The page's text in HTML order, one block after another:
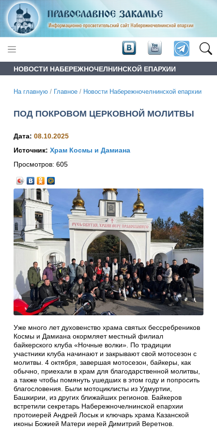
НОВОСТИ НАБЕРЕЖНОЧЕЛНИНСКОЙ ЕПАРХИИ
На главную / Главное / Новости Набережночелнинской епархии
ПОД ПОКРОВОМ ЦЕРКОВНОЙ МОЛИТВЫ
Дата: 08.10.2025
Источник: Храм Космы и Дамиана
Просмотров: 605
Уже много лет духовенство храма святых бессребреников
Космы и Дамиана окормляет местный филиал
байкерского клуба «Ночные волки». По традиции
участники клуба начинают и закрывают свой мотосезон с
молитвы. 4 октября, завершая мотосезон, байкеры, как
обычно, приехали в храм для благодарственной молитвы,
а также чтобы помянуть ушедших в этом году и попросить
благословения. Были мотоциклисты из Удмуртии,
Башкирии, из других ближайших регионов. Байкеров
встретили секретарь Набережночелнинской епархии
протоиерей Андрей Лосык и ключарь храма Казанской
иконы Божией Матери иерей Димитрий Веретнов.